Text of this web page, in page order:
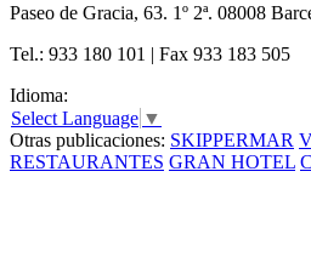
Paseo de Gracia, 63. 1º 2ª. 08008
Tel.: 933 180 101 | Fax 933 183 505
Idioma:
Select Language ▼
Otras publicaciones: SKIPPERMAR
RESTAURANTES GRAN HOTEL